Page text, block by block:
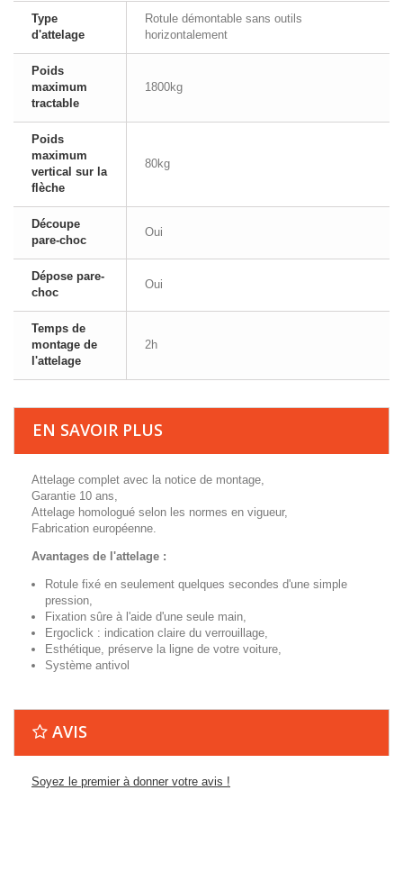
Type
d'attelage
Rotule démontable sans outils
horizontalement
Poids
maximum
tractable
1800kg
Poids
maximum
vertical sur la
flèche
80kg
Découpe
pare-choc
Oui
Dépose pare-
choc
Oui
Temps de
montage de
l'attelage
2h
EN SAVOIR PLUS
Attelage complet avec la notice de montage,
Garantie 10 ans,
Attelage homologué selon les normes en vigueur,
Fabrication européenne.
Avantages de l'attelage :
Rotule fixé en seulement quelques secondes d'une simple
pression,
Fixation sûre à l'aide d'une seule main,
Ergoclick : indication claire du verrouillage,
Esthétique, préserve la ligne de votre voiture,
Système antivol
AVIS
Soyez le premier à donner votre avis !